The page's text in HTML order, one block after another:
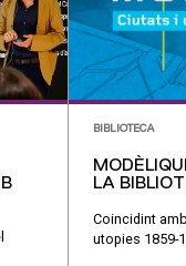
BIBLIOTECA
LA
Coincidint
utopies 1859-